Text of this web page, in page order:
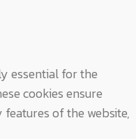
essential for the
cookies ensure
of the website,